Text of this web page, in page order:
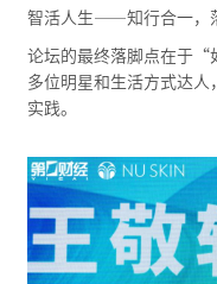
智活人生——知行合一，
论坛的最终落脚点在于
多位明星和生活方式达人
实践。